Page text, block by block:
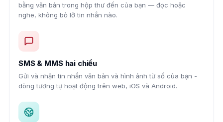
bằng văn bản trong hộp thư đến của bạn — đọc hoặc
nghe, không bỏ lỡ tin nhắn nào.
SMS & MMS hai chiều
Gửi và nhận tin nhắn văn bản và hình ảnh từ số của bạn -
dòng tương tự hoạt động trên web, iOS và Android.